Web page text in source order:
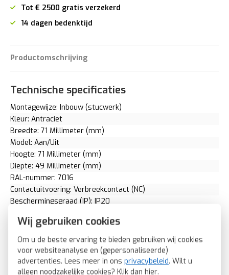
Wij gebruiken cookies
Om u de beste ervaring te bieden gebruiken wij cookies
voor websiteanalyse en (gepersonaliseerde)
advertenties. Lees meer in ons privacybeleid. Wilt u
alleen noodzakelijke cookies? Klik dan hier.
Tot € 2500 gratis verzekerd
14 dagen bedenktijd
Productomschrijving
Technische specificaties
Montagewijze: Inbouw (stucwerk)
Kleur: Antraciet
Breedte: 71 Millimeter (mm)
Model: Aan/Uit
Hoogte: 71 Millimeter (mm)
Diepte: 49 Millimeter (mm)
RAL-nummer: 7016
Contactuitvoering: Verbreekcontact (NC)
Beschermingsgraad (IP): IP20
Klasse temperatuurregelaar: I
Meetbereik onderwaarde: 5 graden Celsius (°C)
Meetbereik bovenwaarde: 30 graden Celsius (°C)
Temperatuur afleesbaar: Nee
Differentiewaarde: 0,5 Kelvin